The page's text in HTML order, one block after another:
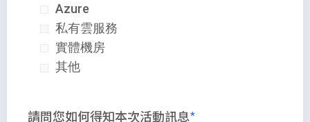
Azure
私有雲服務
實體機房
其他
請問您如何得知本次活動訊息